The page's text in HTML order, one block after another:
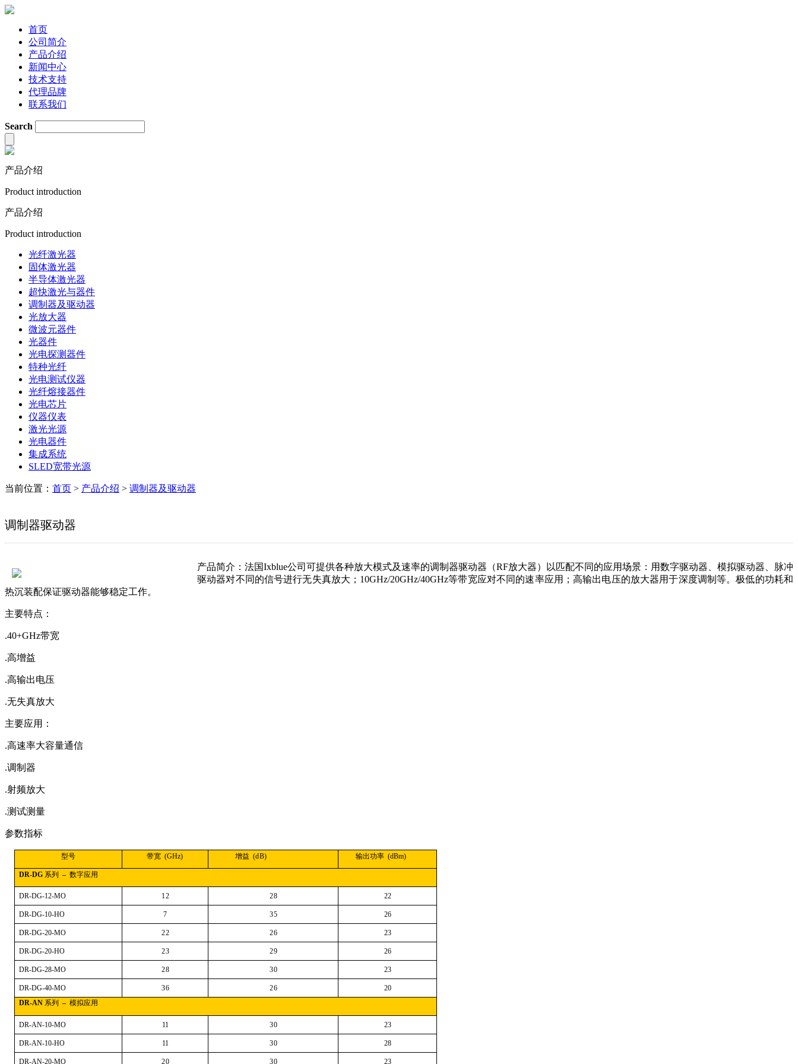
首页
公司简介
产品介绍
新闻中心
技术支持
代理品牌
联系我们
Search
产品介绍
Product introduction
产品介绍
Product introduction
光纤激光器
固体激光器
半导体激光器
超快激光与器件
调制器及驱动器
光放大器
微波元器件
光器件
光电探测器件
特种光纤
光电测试仪器
光纤熔接器件
光电芯片
仪器仪表
激光光源
光电器件
集成系统
SLED宽带光源
当前位置： 首页 > 产品介绍 > 调制器及驱动器
调制器驱动器
产品简介： 法国Ixblue公司可提供各种放大模式及速率的调制器驱动器（RF放大器）以匹配不同的应用场景：用数字驱动器、模拟驱动器、脉冲
驱动器对不同的信号进行无失真放大；10GHz/20GHz/40GHz等带宽应对不同的速率应用；高输出电压的放大器用于深度调制等。极低的功耗和
热沉装配保证驱动器能够稳定工作。
主要特点：
.40+GHz带宽
.高增益
.高输出电压
.无失真放大
主要应用：
.高速率大容量通信
.调制器
.射频放大
.测试测量
参数指标
型号 带宽 (GHz) 增益 (dB) 输出功率 (dBm)
DR-DG 系列 – 数字应用
DR-DG-12-MO 12 28 22
DR-DG-10-HO 7 35 26
DR-DG-20-MO 22 26 23
DR-DG-20-HO 23 29 26
DR-DG-28-MO 28 30 23
DR-DG-40-MO 36 26
20
DR-AN 系列 – 模拟应用
DR-AN-10-MO 11 30 23
DR-AN-10-HO 11 30 28
DR-AN-20-MO 20 30 23